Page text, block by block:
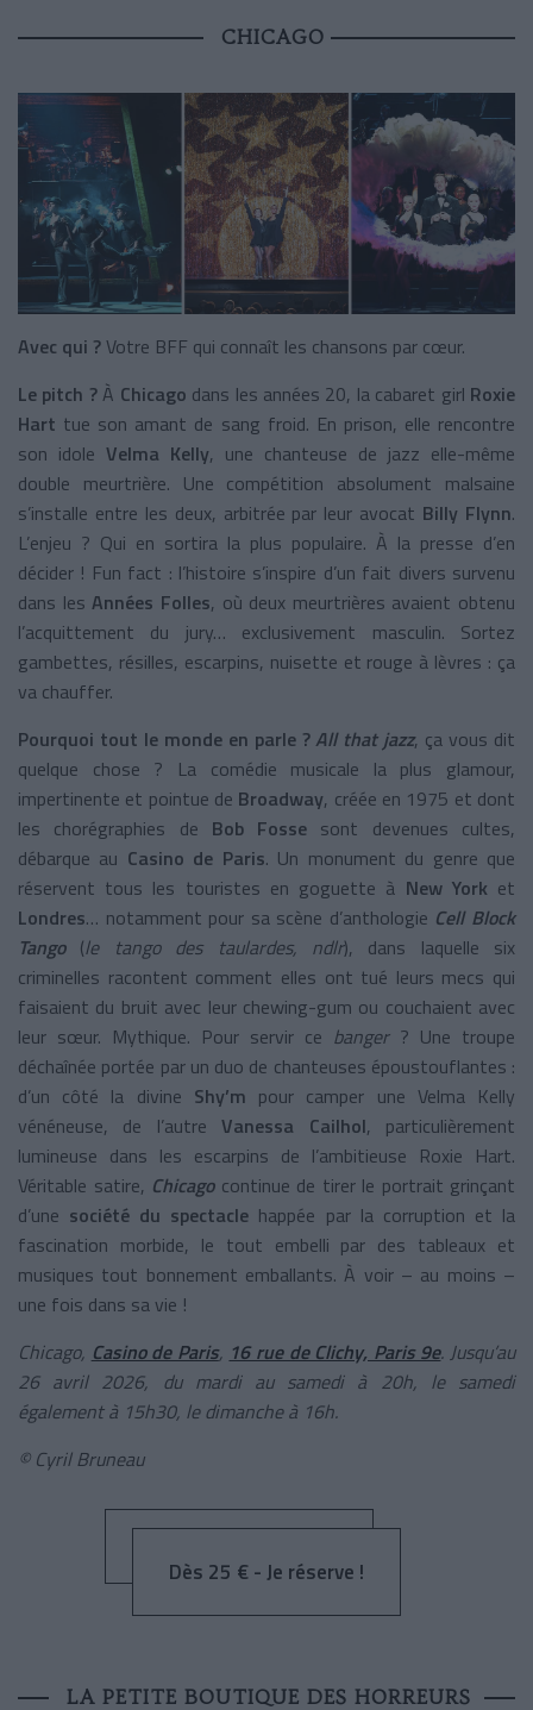
CHICAGO
Avec qui ?Votre BFF qui connaît les chansons par cœur.
Le pitch ?À Chicago dans les années 20, la cabaret girl Roxie
Hart tue son amant de sang froid. En prison, elle rencontre
son idole Velma Kelly, une chanteuse de jazz elle-même
double meurtrière. Une compétition absolument malsaine
s’installe entre les deux, arbitrée par leur avocat Billy Flynn.
L’enjeu ? Qui en sortira la plus populaire. À la presse d’en
décider ! Fun fact : l’histoire s’inspire d’un fait divers survenu
dans lesAnnées Folles, où deux meurtrières avaient obtenu
l’acquittement du jury… exclusivement masculin. Sortez
gambettes, résilles, escarpins, nuisette et rouge à lèvres : ça
va chauffer.
Pourquoi tout le monde en parle ? All that jazz, ça vous dit
quelque chose ? La comédie musicale la plus glamour,
impertinente et pointue de Broadway, créée en 1975 et dont
les chorégraphies de Bob Fosse sont devenues cultes,
débarque au Casino de Paris. Un monument du genre que
réservent tous les touristes en goguette à New York et
Londres… notamment pour sa scène d’anthologie Cell Block
Tango (le tango des taulardes, ndlr), dans laquelle six
criminelles racontent comment elles ont tué leurs mecs qui
faisaient du bruit avec leur chewing-gum ou couchaient avec
leur sœur. Mythique. Pour servir ce banger ? Une troupe
déchaînée portée par un duo de chanteuses époustouflantes :
d’un côté la divine Shy’m pour camper une Velma Kelly
vénéneuse, de l’autre Vanessa Cailhol, particulièrement
lumineuse dans les escarpins de l’ambitieuse Roxie Hart.
Véritable satire, Chicago continue de tirer le portrait grinçant
d’une société du spectacle happée par la corruption et la
fascination morbide, le tout embelli par des tableaux et
musiques tout bonnement emballants. À voir – au moins –
une fois dans sa vie !
Chicago, Casino de Paris, 16 rue de Clichy, Paris 9e. Jusqu’au
26 avril 2026, du mardi au samedi à 20h, le samedi
également à 15h30, le dimanche à 16h.
© Cyril Bruneau
Dès 25 € - Je réserve !
LA PETITE BOUTIQUE DES HORREURS